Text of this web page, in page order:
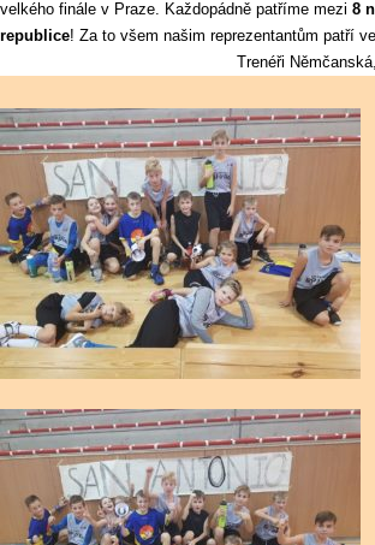
velkého finále v Praze. Každopádně patříme mezi 8
republice! Za to všem našim reprezentantům patří
Trenéři